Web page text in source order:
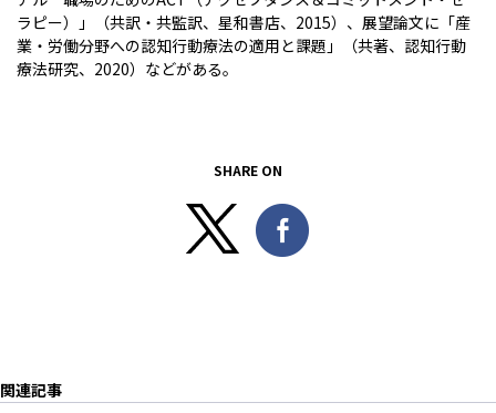
ラピー）」（共訳・共監訳、星和書店、2015）、展望論文に「産
業・労働分野への認知行動療法の適用と課題」（共著、認知行動
療法研究、2020）などがある。
SHARE ON
関連記事